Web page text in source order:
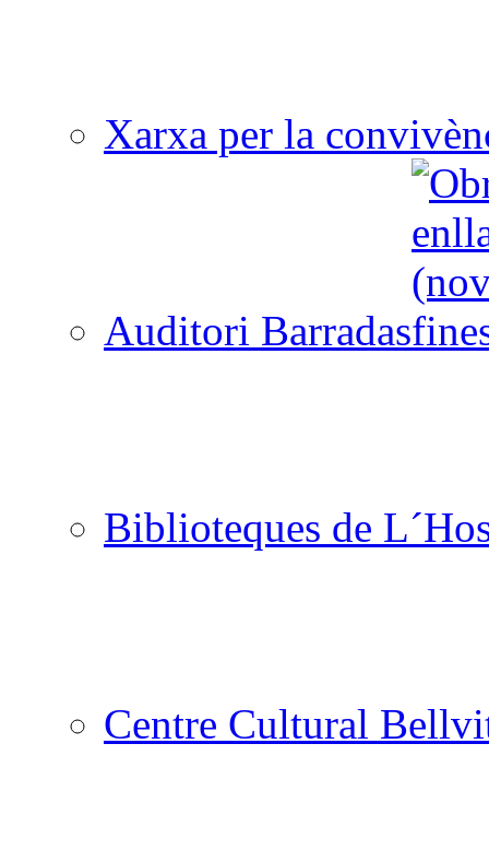
Xarxa per la
Auditori Barradas
Biblioteques de
Centre Cultural